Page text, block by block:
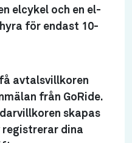
elcykel och en el-
för endast 10-
avtalsvillkoren
från GoRide.
skapas
dina